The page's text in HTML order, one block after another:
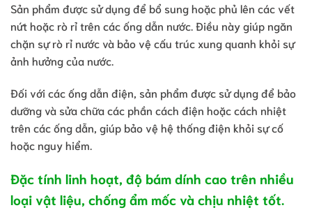
Sản phẩm được sử dụng để bổ sung hoặc phủ lên các vết
nứt hoặc rò rỉ trên các ống dẫn nước. Điều này giúp ngăn
chặn sự rò rỉ nước và bảo vệ cấu trúc xung quanh khỏi sự
ảnh hưởng của nước.
Đối với các ống dẫn điện, sản phẩm được sử dụng để bảo
dưỡng và sửa chữa các phần cách điện hoặc cách nhiệt
trên các ống dẫn, giúp bảo vệ hệ thống điện khỏi sự cố
hoặc nguy hiểm.
Đặc tính linh hoạt, độ bám dính cao trên nhiều
loại vật liệu, chống ẩm mốc và chịu nhiệt tốt.